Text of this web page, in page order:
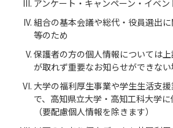
アンケート・キャンペーン・イベ
組合の基本会議や総代・役員選出
等のため
保護者の方の個人情報については
が取れず重要なお知らせができな
大学の福利厚生事業や学生生活支
で、高知県立大学・高知工科大学
（要配慮個人情報を除きます）